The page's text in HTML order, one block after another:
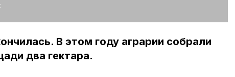
В этом году аграрии собрали
два гектара.